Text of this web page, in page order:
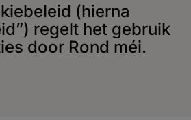
(hierna
regelt het gebruik
door Rond méi.